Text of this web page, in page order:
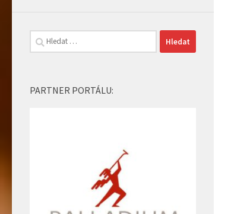
Vyhledávání
PARTNER PORTÁLU: